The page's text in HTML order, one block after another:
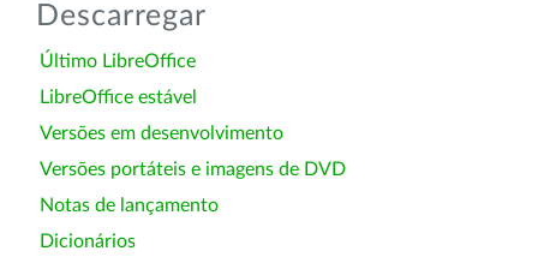
Descarregar
Último LibreOffice
LibreOffice estável
Versões em desenvolvimento
Versões portáteis e imagens de DVD
Notas de lançamento
Dicionários